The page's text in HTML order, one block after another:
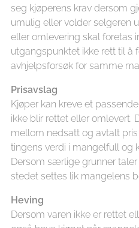
seg kjøperens krav dersom
umulig eller volder selgeren
eller omlevering skal foretas
utgangspunktet ikke rett til å
avhjelpsforsøk for samme
Prisavslag
Kjøper kan kreve et
ikke blir rettet eller omlevert.
mellom nedsatt og avtalt
tingens verdi i mangelfull og
Dersom særlige grunner
stedet settes lik mangelens
Heving
Dersom varen ikke er rettet